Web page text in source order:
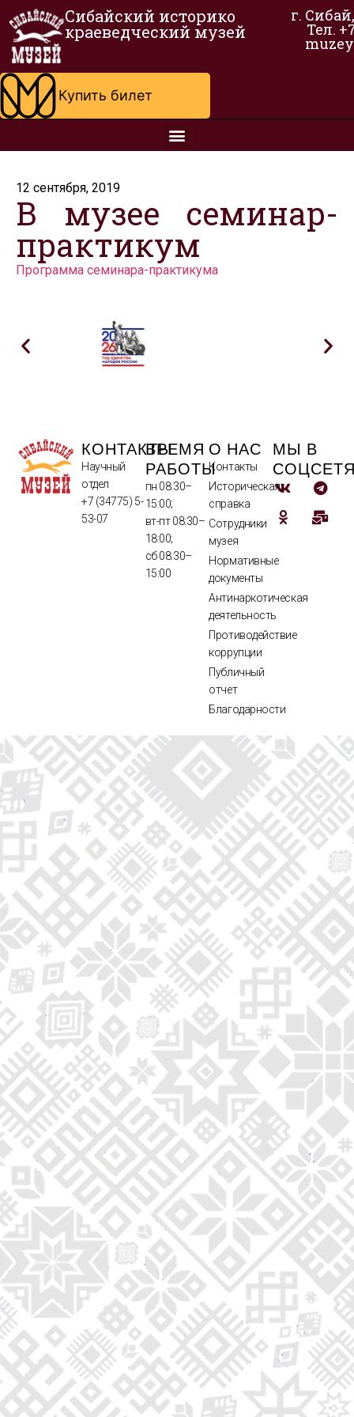
Сибайский историко
краеведческий музей
г.
Тел.
Купить билет
12 сентября, 2019
В музее семинар-
практикум
Программа семинара-практикума
КОНТАКТЫ
Научный
отдел
+7 (34775) 5-
53-07
ВРЕМЯ
РАБОТЫ
пн 08:30–
15:00;
вт-пт 08:30–
18:00;
сб 08:30–
15:00
О НАС
Контакты
Историческая
справка
Сотрудники
музея
Нормативные
документы
Антинаркотическая
деятельность
Противодействие
коррупции
Публичный
отчет
Благодарности
МЫ В